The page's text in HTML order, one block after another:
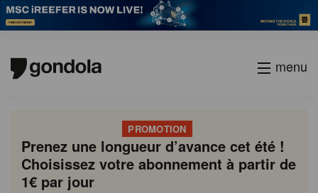
menu
PROMOTION
Prenez une longueur d’avance cet été !
Choisissez votre abonnement à partir de
1€ par jour